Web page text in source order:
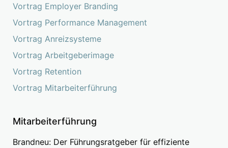
Vortrag Employer Branding
Vortrag Performance Management
Vortrag Anreizsysteme
Vortrag Arbeitgeberimage
Vortrag Retention
Vortrag Mitarbeiterführung
Mitarbeiterführung
Brandneu: Der Führungsratgeber für effiziente